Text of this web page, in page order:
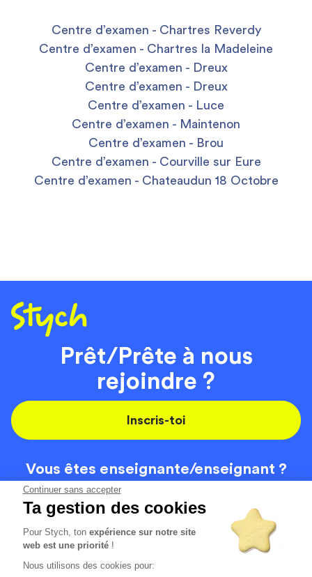
Continuer sans accepter
Ta gestion des cookies
Pour Stych, tonexpérience sur notre site
web est une priorité !
Nous utilisons des cookies pour:
Centre d’examen - Chartres Reverdy
Centre d’examen - Chartres la Madeleine
Centre d’examen - Dreux
Centre d’examen - Dreux
Centre d’examen - Luce
Centre d’examen - Maintenon
Centre d’examen - Brou
Centre d’examen - Courville sur Eure
Centre d’examen - Chateaudun 18 Octobre
Prêt/Prête à nous
rejoindre ?
Inscris-toi
Vous êtes enseignante/enseignant ?
On recrute
Code de la route
Contact